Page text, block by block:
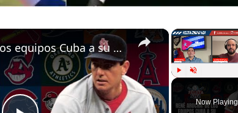
Now Playing
×
René Arocha: de los equipos Cuba a su experiencia en Grandes Ligas